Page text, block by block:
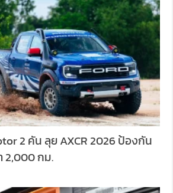
2 คัน ลุย AXCR 2026 ป้องกัน
2,000 กม.